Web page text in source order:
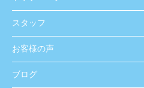
スタッフ
お客様の声
ブログ